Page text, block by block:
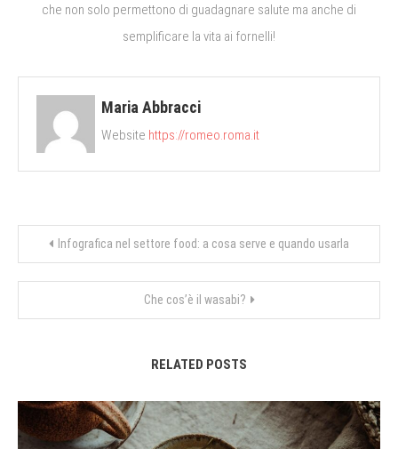
che non solo permettono di guadagnare salute ma anche di
semplificare la vita ai fornelli!
Maria Abbracci
Website https://romeo.roma.it
Navigazione
articoli
Infografica nel settore food: a cosa serve e quando usarla
Che cos’è il wasabi?
RELATED POSTS